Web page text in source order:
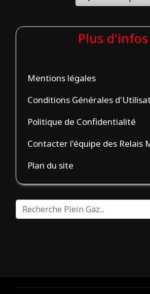
Plus d'infos
Mentions légales
Conditions Générales
Politique de Confidentialité
Contacter l'équipe des Relais
Plan du site
Recherche
Plein